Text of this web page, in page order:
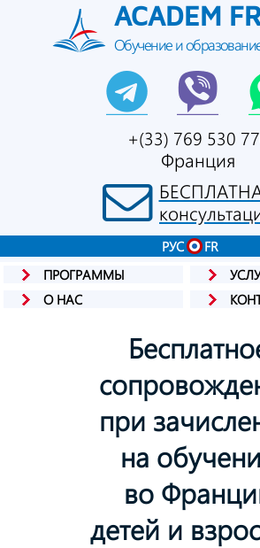
ACADEM
Обучение и
+(33) 769 530
Франция
РУС
FR
ПРОГРАММЫ
О НАС
при
на
во
детей и